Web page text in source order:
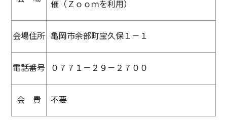
催（Ｚｏｏｍを利用）
会場住所 亀岡市余部町宝久保１－１
電話番号 ０７７１－２９－２７００
会 費 不要